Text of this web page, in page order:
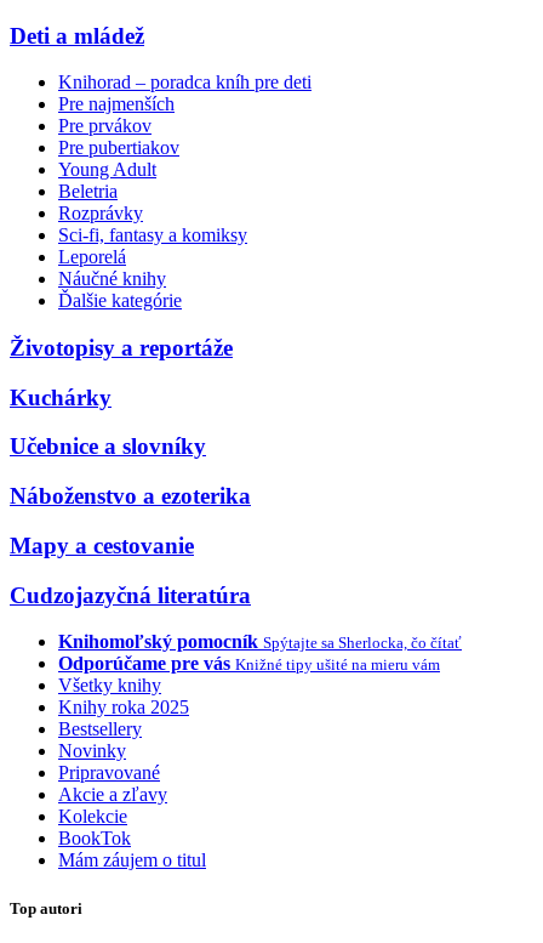
Deti a mládež
Knihorad – poradca kníh pre deti
Pre najmenších
Pre prvákov
Pre pubertiakov
Young Adult
Beletria
Rozprávky
Sci-fi, fantasy a komiksy
Leporelá
Náučné knihy
Ďalšie kategórie
Životopisy a reportáže
Kuchárky
Učebnice a slovníky
Náboženstvo a ezoterika
Mapy a cestovanie
Cudzojazyčná literatúra
Knihomoľský pomocník Spýtajte sa Sherlocka, čo čítať
Odporúčame pre vás Knižné tipy ušité na mieru vám
Všetky knihy
Knihy roka 2025
Bestsellery
Novinky
Pripravované
Akcie a zľavy
Kolekcie
BookTok
Mám záujem o titul
Top autori